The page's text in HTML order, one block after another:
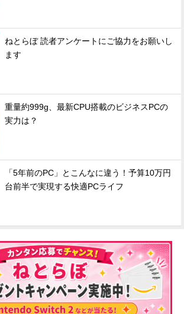
ねとらぼ 読者アンケートにご協力をお願いし
ます
重量約999g、最新CPU搭載のビジネスPCの
実力は？
「5年前のPC」とこんなに違う！予算10万円
台前半で実現する快適PCライフ